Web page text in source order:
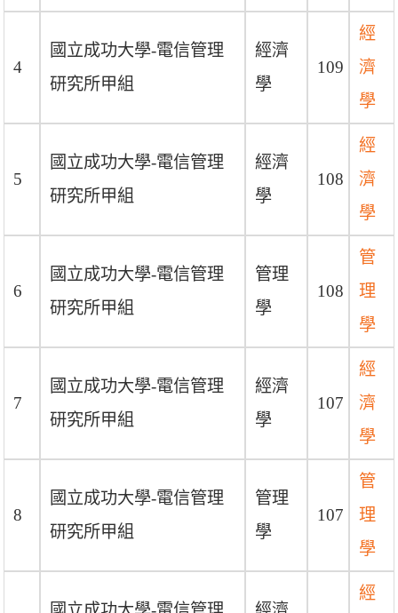
4
國立成功大學-電信管理
研究所甲組
經濟
學
109
經
濟
學
5
國立成功大學-電信管理
研究所甲組
經濟
學
108
經
濟
學
6
國立成功大學-電信管理
研究所甲組
管理
學
108
管
理
學
7
國立成功大學-電信管理
研究所甲組
經濟
學
107
經
濟
學
8
國立成功大學-電信管理
研究所甲組
管理
學
107
管
理
學
經